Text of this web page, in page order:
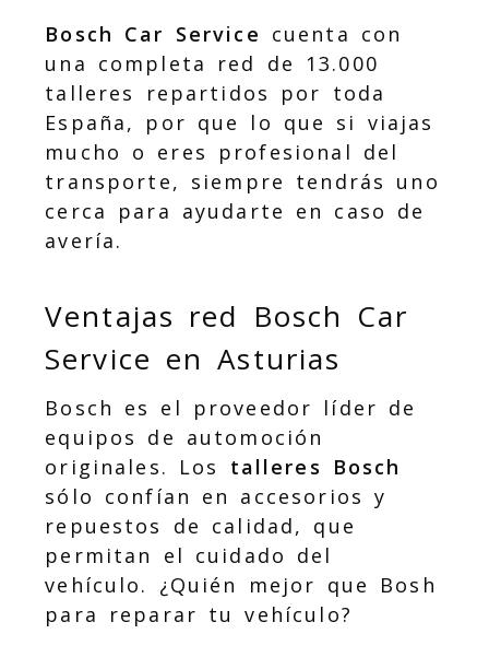
Bosch Car Service cuenta con
una completa red de 13.000
talleres repartidos por toda
España, por que lo que si viajas
mucho o eres profesional del
transporte, siempre tendrás uno
cerca para ayudarte en caso de
avería.
Ventajas red Bosch Car
Service en Asturias
Bosch es el proveedor líder de
equipos de automoción
originales. Los talleres Bosch
sólo confían en accesorios y
repuestos de calidad, que
permitan el cuidado del
vehículo. ¿Quién mejor que Bosh
para reparar tu vehículo?